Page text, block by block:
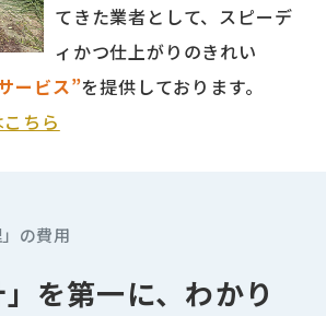
てきた業者として、スピーデ
ィかつ仕上がりのきれい
ービス”を提供しております。
ちら
」の費用
を第一に、 わかり